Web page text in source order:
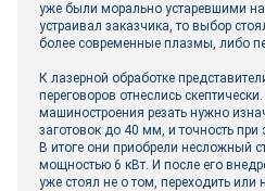
уже были морально устаревшими
устраивал заказчика, то выбор
более современные плазмы, либо
К лазерной обработке
переговоров отнеслись
машиностроения резать нужно
заготовок до 40 мм, и точность при
В итоге они приобрели несложный
мощностью 6 кВт. И после его
уже стоял не о том, переходить или